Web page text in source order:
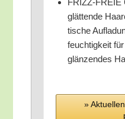
glät­ten­de
ti­sche
feuch­tig­keit
glän­zen­des
»